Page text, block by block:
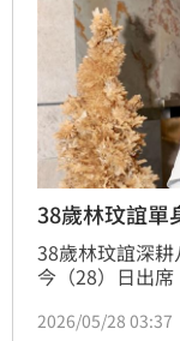
38歲林玟誼
38歲林玟誼深
今（28）日出
「單身久了很難
2026/05/28 03:37